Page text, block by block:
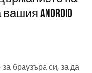
вашия Android
браузъра си, за да